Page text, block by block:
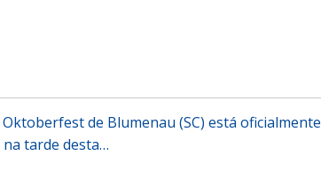
de Blumenau (SC) está oficialmente
na tarde desta…